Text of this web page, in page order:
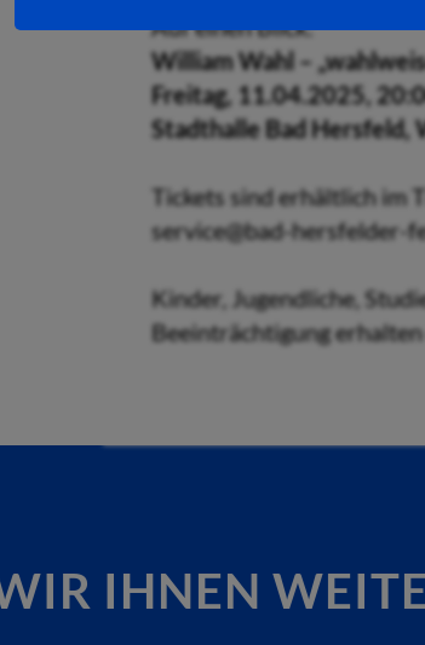
Auf einen Blick:
William Wahl –
Freitag, 11.04.2025,
Stadthalle Bad Hersfeld,
Tickets sind erhältlich im
service@bad-hersfelder-
Kinder, Jugendliche,
Beeinträchtigung
IHNEN